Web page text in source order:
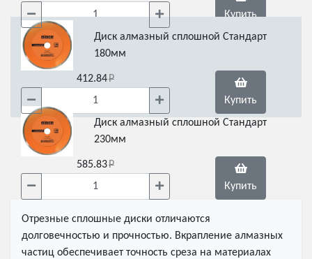
Купить
Диск алмазный сплошной Стандарт
180мм
412.84
Купить
Диск алмазный сплошной Стандарт
230мм
585.83
Купить
Отрезные сплошные диски отличаются
долговечностью и прочностью. Вкрапление алмазных
частиц обеспечивает точность среза на материалах